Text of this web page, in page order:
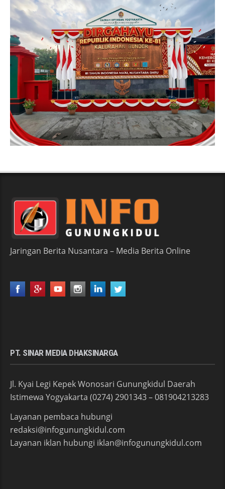
Jaringan Berita Nusantara – Media Berita Online
PT. SINAR MEDIA DHAKSINARGA
Jl. Kyai Legi Kepek Wonosari Gunungkidul Daerah
Istimewa Yogyakarta (0274) 2901343 – 081904213283
Layanan pembaca hubungi
redaksi@infogunungkidul.com
Layanan iklan hubungi iklan@infogunungkidul.com